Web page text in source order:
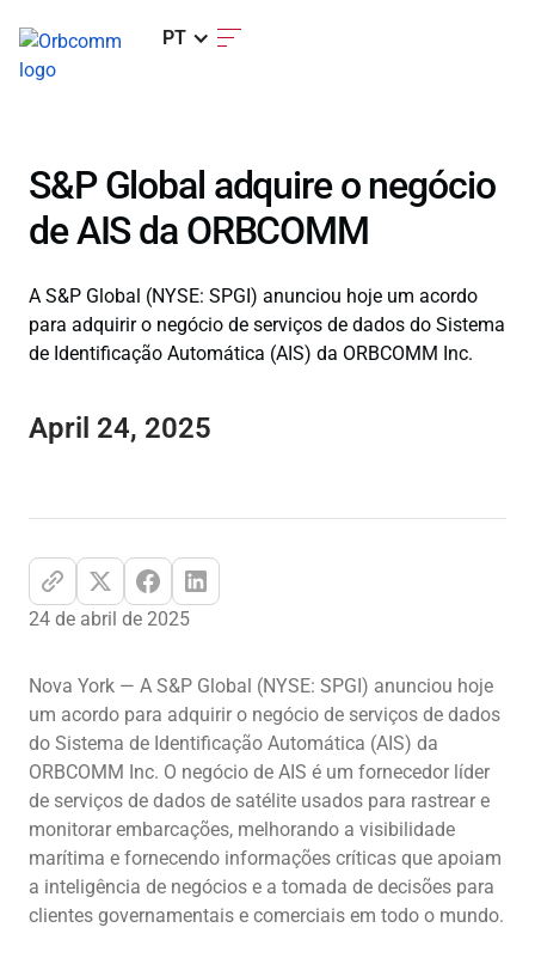
PT
S&P Global adquire o negócio
de AIS da ORBCOMM
A S&P Global (NYSE: SPGI) anunciou hoje um acordo
para adquirir o negócio de serviços de dados do Sistema
de Identificação Automática (AIS) da ORBCOMM Inc.
April 24, 2025
24 de abril de 2025
Nova York — A S&P Global (NYSE: SPGI) anunciou hoje
um acordo para adquirir o negócio de serviços de dados
do Sistema de Identificação Automática (AIS) da
ORBCOMM Inc. O negócio de AIS é um fornecedor líder
de serviços de dados de satélite usados para rastrear e
monitorar embarcações, melhorando a visibilidade
marítima e fornecendo informações críticas que apoiam
a inteligência de negócios e a tomada de decisões para
clientes governamentais e comerciais em todo o mundo.